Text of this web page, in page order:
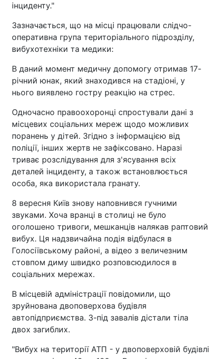
інциденту."
Зазначається, що на місці працювали слідчо-
оперативна група територіального підрозділу,
вибухотехніки та медики:
В даний момент медичну допомогу отримав 17-
річний юнак, який знаходився на стадіоні, у
нього виявлено гостру реакцію на стрес.
Одночасно правоохоронці спростували дані з
місцевих соціальних мереж щодо можливих
поранень у дітей. Згідно з інформацією від
поліції, інших жертв не зафіксовано. Наразі
триває розслідування для з'ясування всіх
деталей інциденту, а також встановлюється
особа, яка використала гранату.
8 вересня Київ знову наповнився гучними
звуками. Хоча вранці в столиці не було
оголошено тривоги, мешканців налякав раптовий
вибух. Ця надзвичайна подія відбулася в
Голосіївському районі, а відео з величезним
стовпом диму швидко розповсюдилося в
соціальних мережах.
В місцевій адміністрації повідомили, що
зруйнована двоповерхова будівля
автопідприємства. З-під завалів дістали тіла
двох загиблих.
"Вибух на території АТП - у двоповерховій будівлі